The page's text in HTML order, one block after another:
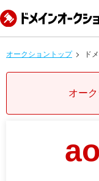
オークショントップ ド
オー